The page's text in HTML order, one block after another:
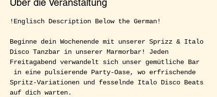
!Englisch Description Below the German!
Beginne dein Wochenende mit unserer Sprizz & Italo
Disco Tanzbar in unserer Marmorbar! Jeden
Freitagabend verwandelt sich unser gemütliche Bar
in eine pulsierende Party-Oase, wo erfrischende
Spritz-Variationen und fesselnde Italo Disco Beats
auf dich warten.